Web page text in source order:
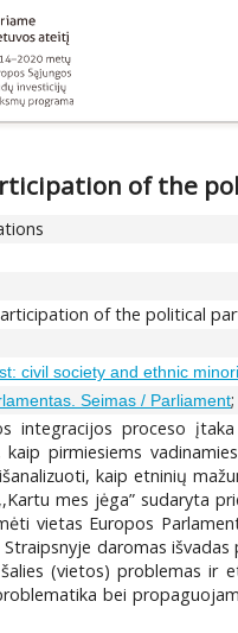
of the
of the political
civil society and ethnic
Seimas / Parliament;
integracijos proceso
kaip pirmiesiems
kaip etninių
mes jėga” sudaryta
vietas Europos
Straipsnyje daromas
(vietos) problemas ir
bei